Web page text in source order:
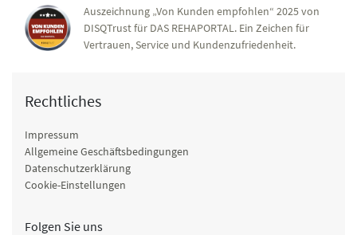
Auszeichnung „Von Kunden empfohlen“ 2025 von
DISQTrust für DAS REHAPORTAL. Ein Zeichen für
Vertrauen, Service und Kundenzufriedenheit.
Rechtliches
Impressum
Allgemeine Geschäftsbedingungen
Datenschutzerklärung
Cookie-Einstellungen
Folgen Sie uns